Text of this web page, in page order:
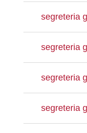
segreteria
segreteria
segreteria
segreteria